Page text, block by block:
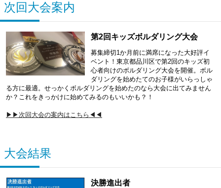
次回大会案内
第2回キッズボルダリング大会
募集締切1か月前に満席になった大好評イ
ベント！東京都品川区で第2回のキッズ初
心者向けのボルダリング大会を開催。ボル
ダリングを始めたてのお子様がいらっしゃ
る方に最適。せっかくボルダリングを始めたのなら大会に出てみません
か？これをきっかけに始めてみるのもいいかも？！
▶▶次回大会の案内はこちら◀◀
大会結果
決勝進出者